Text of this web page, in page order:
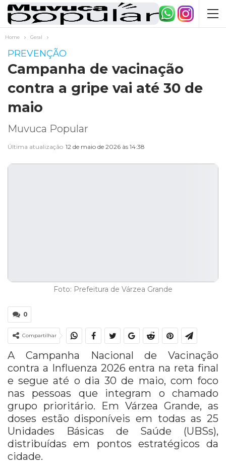
Home Geral
PREVENÇÃO
Campanha de vacinação
contra a gripe vai até 30 de
maio
Muvuca Popular
Última atualização 12 de maio de 2026 às 14:38
Foto: Prefeitura de Várzea Grande
0
Compartilhar
A Campanha Nacional de Vacinação
contra a Influenza 2026 entra na reta final
e segue até o dia 30 de maio, com foco
nas pessoas que integram o chamado
grupo prioritário. Em Várzea Grande, as
doses estão disponíveis em todas as 25
Unidades Básicas de Saúde (UBSs),
distribuídas em pontos estratégicos da
cidade.